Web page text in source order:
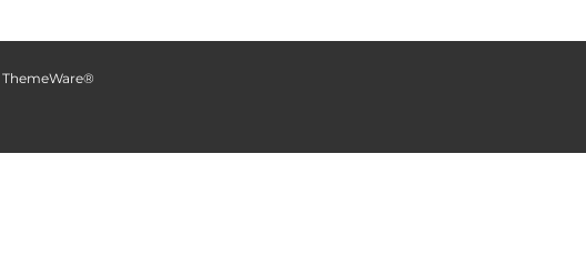
ThemeWare®